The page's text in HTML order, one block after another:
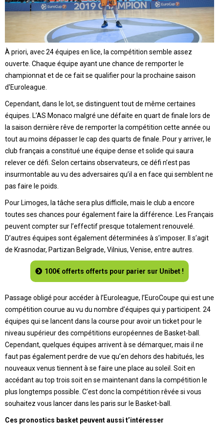
À priori, avec 24 équipes en lice, la compétition semble assez
ouverte. Chaque équipe ayant une chance de remporter le
championnat et de ce fait se qualifier pour la prochaine saison
d'Euroleague.
Cependant, dans le lot, se distinguent tout de même certaines
équipes. L’AS Monaco malgré une défaite en quart de finale lors de
la saison dernière rêve de remporter la compétition cette année ou
tout au moins dépasser le cap des quarts de finale. Pour y arriver, le
club français a constitué une équipe dense et solide qui saura
relever ce défi. Selon certains observateurs, ce défi n’est pas
insurmontable au vu des adversaires qu’il a en face qui semblent ne
pas faire le poids.
Pour Limoges, la tâche sera plus difficile, mais le club a encore
toutes ses chances pour également faire la différence. Les Français
peuvent compter sur l’effectif presque totalement renouvelé.
D’autres équipes sont également déterminées à s’imposer. Il s’agit
de Krasnodar, Partizan Belgrade, Vilnius, Venise, entre autres.
100€ offerts offerts pour parier sur Unibet !
Passage obligé pour accéder à l’Euroleague, l’EuroCoupe qui est une
compétition courue au vu du nombre d’équipes qui y participent. 24
équipes qui se lancent dans la course pour avoir un ticket pour le
niveau supérieur des compétitions européennes de Basket-ball.
Cependant, quelques équipes arrivent à se démarquer, mais il ne
faut pas également perdre de vue qu’en dehors des habitués, les
nouveaux venus tiennent à se faire une place au soleil. Soit en
accédant au top trois soit en se maintenant dans la compétition le
plus longtemps possible. C’est donc la compétition rêvée si vous
souhaitez vous lancer dans les paris sur le Basket-ball.
Ces pronostics basket peuvent aussi t’intéresser